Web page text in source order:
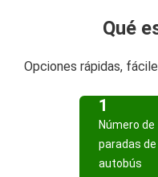
Qué
Opciones rápidas,
1
Número de
paradas de
autobús